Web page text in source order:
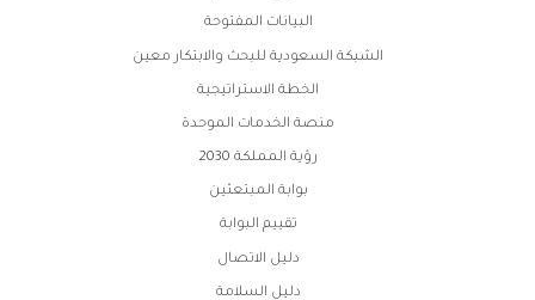
البيانات المفتوحة
الشبكة السعودية للبحث والابتكار معين
الخطة الاستراتيجية
منصة الخدمات الموحدة
رؤية المملكة 2030
بوابة المبتعثين
تقييم البوابة
دليل الاتصال
دليل السلامة